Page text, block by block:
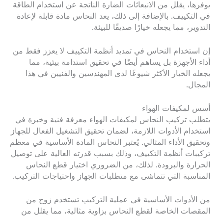
يوفرها، يقلل من الانبعاثات الضارة الناتجة عن استخدام الطاقة
في التكييف. بالإضافة إلى ذلك، يعد النحاس مادة قابلة لإعادة
التدوير، مما يجعله خيارًا صديقًا للبيئة.
إن استخدام النحاس في تمديد أنظمة التكييف لا يعزز فقط من
أداء الأجهزة بل يساهم أيضًا في تحقيق استدامة بيئية، مما
يجعله الخيار الأكثر شيوعًا لدى المهندسين والفنيين في هذا
المجال.
أسس لمكيفات الهواء
يتطلب تركيب النحاس لمكيفات الهواء معرفة فنية وخبرة في
استخدام الأدوات اللازمة، لضمان تحقيق التشغيل الفعال للجهاز
وتحقيق الأداء المثالي. يُعتبر النحاس المادة الأساسية في معظم
تركيبات أنظمة التكييف، وذلك بسبب قدرته العالية على توصيل
الحرارة والبرودة. لذلك، من الضروري اختيار قطع النحاس
المناسبة التي تتماشى مع متطلبات الجهاز واحتياجات التركيب.
من الأدوات الأساسية في عملية التركيب تستخدم زوج من
المقصات الخاصة لقطع النحاس بزاوية مثالية، مما يقلل من